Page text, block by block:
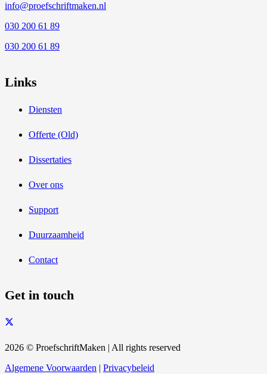
info@proefschriftmaken.nl
030 200 61 89
030 200 61 89
Links
Diensten
Offerte (Old)
Dissertaties
Over ons
Support
Duurzaamheid
Contact
Get in touch
2026 © ProefschriftMaken | All rights reserved
Algemene Voorwaarden | Privacybeleid